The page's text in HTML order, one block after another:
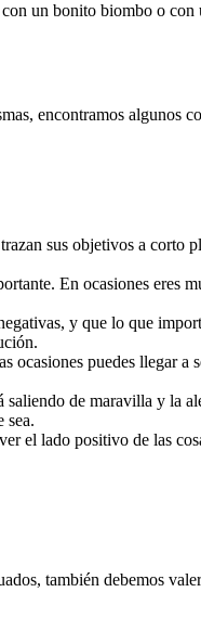
un bonito biombo o
encontramos algunos
sus objetivos a corto
En ocasiones
y que lo que
ocasiones puedes llegar
de maravilla y la
sea.
el lado positivo de las
también debemos